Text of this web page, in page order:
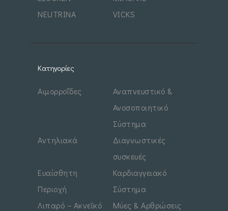
NEUTRINA
VICKS
Κατηγορίες
Αιμορροΐδες
Αναπνευστικό &
Ανοσοποιητικό
Σύστημα
Αντηλιακά
Διαγνωστικές
συσκευές
Ευαίσθητη
Περιοχή
Καρδιαγγειακό
Σύστημα
Λιπαρό – Ακνεϊκό
Μύες & Αρθρώσεις